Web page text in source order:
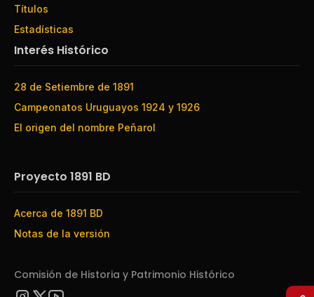
Títulos
Estadísticas
Interés Histórico
28 de Setiembre de 1891
Campeonatos Uruguayos 1924 y 1926
El origen del nombre Peñarol
Proyecto 1891 BD
Acerca de 1891 BD
Notas de la versión
Comisión de Historia y Patrimonio Histórico